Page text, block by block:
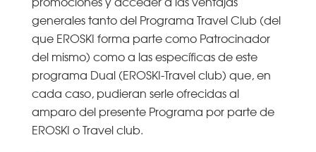
generales tanto del Programa Travel Club (del
que EROSKI forma parte como Patrocinador
del mismo) como a las específicas de este
programa Dual (EROSKI-Travel club) que, en
cada caso, pudieran serle ofrecidas al
amparo del presente Programa por parte de
EROSKI o Travel club.